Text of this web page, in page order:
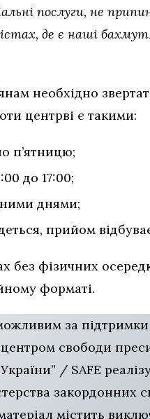
послуги, не
де є наші
необхідно
центрві є такими:
п’ятницю;
до 17:00;
днями;
прийом
без фізичних
форматі.
за
свободи
/ SAFE
містить